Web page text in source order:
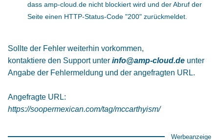
dass amp-cloud.de nicht blockiert wird und der Abruf der
Seite einen HTTP-Status-Code "200" zurückmeldet.
Sollte der Fehler weiterhin vorkommen,
kontaktiere den Support unter info@amp-cloud.de unter
Angabe der Fehlermeldung und der angefragten URL.
Angefragte URL:
https://soopermexican.com/tag/mccarthyism/
Werbeanzeige